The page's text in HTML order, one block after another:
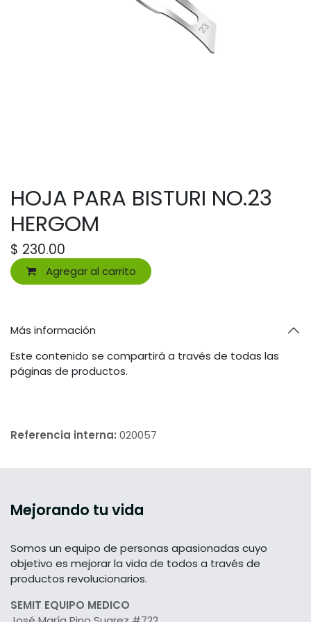
HOJA PARA BISTURI NO.23
HERGOM
$ 230.00
Agregar al carrito
Más información
Este contenido se compartirá a través de todas las
páginas de productos.
Referencia interna: 020057
Mejorando tu vida
Somos un equipo de personas apasionadas cuyo
objetivo es mejorar la vida de todos a través de
productos revolucionarios.
SEMIT EQUIPO MEDICO